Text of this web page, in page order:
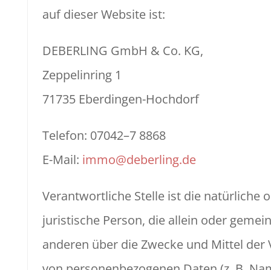
auf dieser Website ist:
DEBERLING GmbH & Co. KG,
Zeppelinring 1
71735 Eberdingen-Hochdorf
Telefon: 07042–7 8868
E-Mail: immo@deberling.de
Verantwortliche Stelle ist die natürliche
juristische Person, die allein oder
anderen über die Zwecke und Mittel der